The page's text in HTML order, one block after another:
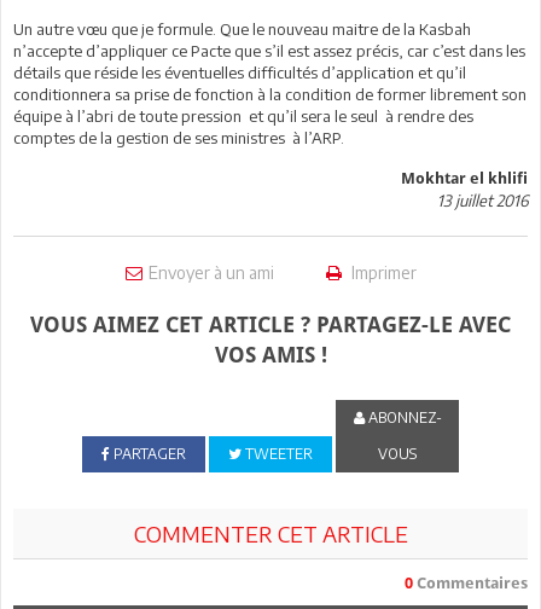
Un autre vœu que je formule. Que le nouveau maitre de la Kasbah
n’accepte d’appliquer ce Pacte que s’il est assez précis, car c’est dans les
détails que réside les éventuelles difficultés d’application et qu’il
conditionnera sa prise de fonction à la condition de former librement son
équipe à l’abri de toute pression et qu’il sera le seul à rendre des
comptes de la gestion de ses ministres à l’ARP.
Mokhtar el khlifi
13 juillet 2016
Envoyer à un ami Imprimer
VOUS AIMEZ CET ARTICLE ? PARTAGEZ-LE AVEC
VOS AMIS !
PARTAGER TWEETER
ABONNEZ-
VOUS
COMMENTER CET ARTICLE
0 Commentaires